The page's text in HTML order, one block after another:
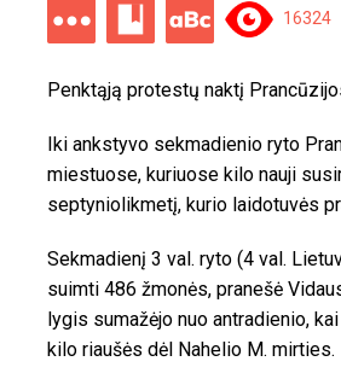
16324
Penktąją protestų naktį
Iki ankstyvo sekmadienio ryto
miestuose, kuriuose kilo nauji
septyniolikmetį, kurio laidotuvės
Sekmadienį 3 val. ryto (4 val.
suimti 486 žmonės, pranešė
lygis sumažėjo nuo antradienio,
kilo riaušės dėl Nahelio M. mirties.